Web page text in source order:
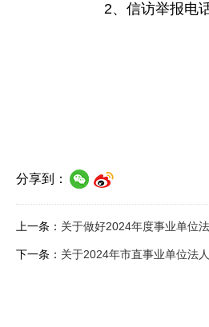
2、信访举报电话
分享到：
上一条： 关于做好2024年度事业单位
下一条： 关于2024年市直事业单位法